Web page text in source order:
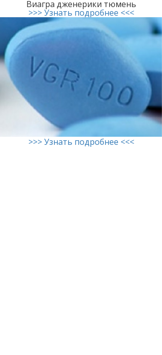
Виагра дженерики тюмень
>>> Узнать подробнее <<<
>>> Узнать подробнее <<<